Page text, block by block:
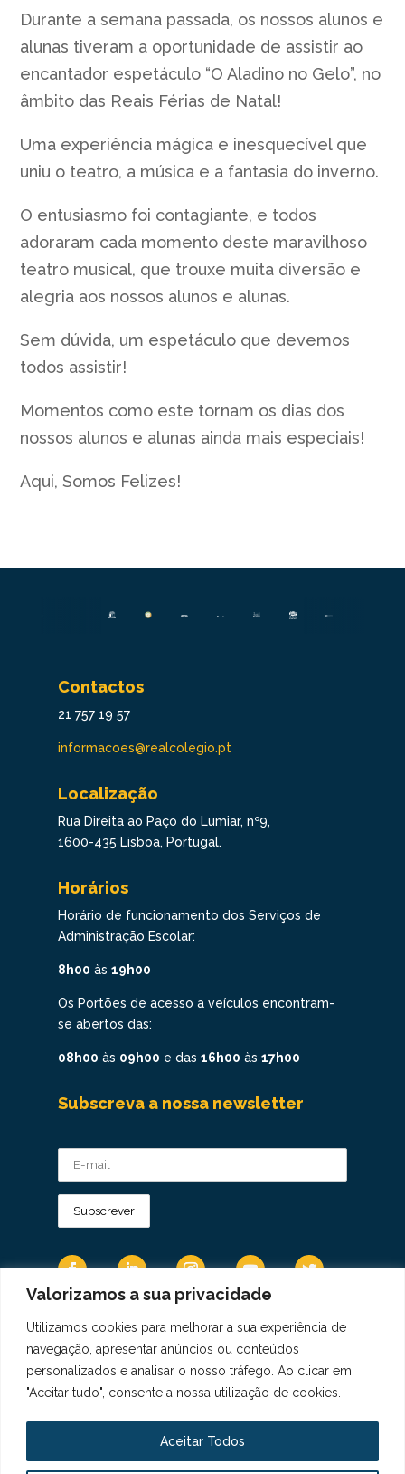
Valorizamos a sua privacidade
Utilizamos cookies para melhorar a sua experiência de
navegação, apresentar anúncios ou conteúdos
personalizados e analisar o nosso tráfego. Ao clicar em
"Aceitar tudo", consente a nossa utilização de cookies.
Aceitar Todos
Durante a semana passada, os nossos alunos e
alunas tiveram a oportunidade de assistir ao
encantador espetáculo “O Aladino no Gelo”, no
âmbito das Reais Férias de Natal!
Uma experiência mágica e inesquecível que
uniu o teatro, a música e a fantasia do inverno.
O entusiasmo foi contagiante, e todos
adoraram cada momento deste maravilhoso
teatro musical, que trouxe muita diversão e
alegria aos nossos alunos e alunas.
Sem dúvida, um espetáculo que devemos
todos assistir!
Momentos como este tornam os dias dos
nossos alunos e alunas ainda mais especiais!
Aqui, Somos Felizes!
Contactos
21 757 19 57
informacoes@realcolegio.pt
Localização
Rua Direita ao Paço do Lumiar, nº9,
1600-435 Lisboa, Portugal.
Horários
Horário de funcionamento dos Serviços de
Administração Escolar:
8h00 às 19h00
Os Portões de acesso a veículos encontram-
se abertos das:
08h00 às 09h00 e das 16h00 às 17h00
Subscreva a nossa newsletter
Os Dados Pessoais são tratados de acordo
com a Diretiva 95/46/CE do Regulamento
Geral sobre a Proteção de Dados.
Copyright © 2021 Real Colégio de Portugal.
Todos os direitos revervados. Conheça a nossa
Política de Privacidadeaqui